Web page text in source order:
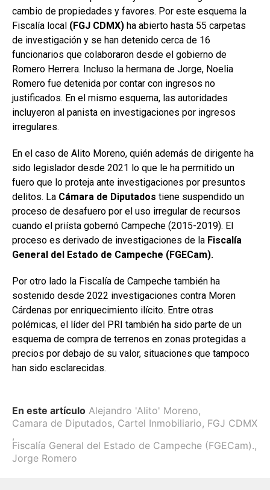
cambio de propiedades y favores. Por este esquema la
Fiscalía local (FGJ CDMX) ha abierto hasta 55 carpetas
de investigación y se han detenido cerca de 16
funcionarios que colaboraron desde el gobierno de
Romero Herrera. Incluso la hermana de Jorge, Noelia
Romero fue detenida por contar con ingresos no
justificados. En el mismo esquema, las autoridades
incluyeron al panista en investigaciones por ingresos
irregulares.
En el caso de Alito Moreno, quién además de dirigente ha
sido legislador desde 2021 lo que le ha permitido un
fuero que lo proteja ante investigaciones por presuntos
delitos. La Cámara de Diputados tiene suspendido un
proceso de desafuero por el uso irregular de recursos
cuando el priísta gobernó Campeche (2015-2019). El
proceso es derivado de investigaciones de la Fiscalía
General del Estado de Campeche (FGECam).
Por otro lado la Fiscalía de Campeche también ha
sostenido desde 2022 investigaciones contra Moren
Cárdenas por enriquecimiento ilícito. Entre otras
polémicas, el líder del PRI también ha sido parte de un
esquema de compra de terrenos en zonas protegidas a
precios por debajo de su valor, situaciones que tampoco
han sido esclarecidas.
En este artículo Alejandro 'Alito' Moreno,
Camara de Diputados, Cartel Inmobiliario, FGJ CDMX
,
Fiscalía General del Estado de Campeche (FGECam).,
Jorge Romero